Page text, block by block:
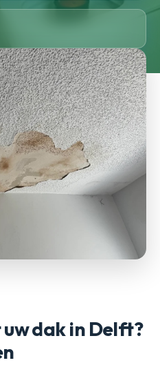
dak in Delft?